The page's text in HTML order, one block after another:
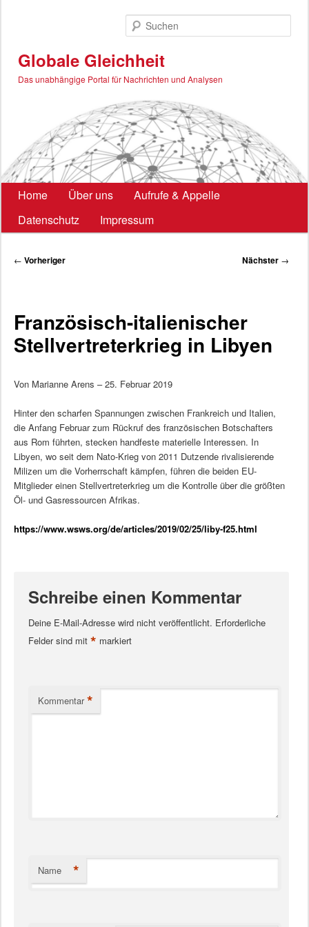
Globale Gleichheit
Das unabhängige Portal für Nachrichten und Analysen
Hauptmenü
Home Über uns
Aufrufe & Appelle
Datenschutz
Impressum
Beitragsnavigation
← Vorheriger Nächster →
Französisch-italienischer
Stellvertreterkrieg in Libyen
Von Marianne Arens – 25. Februar 2019
Hinter den scharfen Spannungen zwischen Frankreich und Italien,
die Anfang Februar zum Rückruf des französischen Botschafters
aus Rom führten, stecken handfeste materielle Interessen. In
Libyen, wo seit dem Nato-Krieg von 2011 Dutzende rivalisierende
Milizen um die Vorherrschaft kämpfen, führen die beiden EU-
Mitglieder einen Stellvertreterkrieg um die Kontrolle über die größten
Öl- und Gasressourcen Afrikas.
https://www.wsws.org/de/articles/2019/02/25/liby-f25.html
Schreibe einen Kommentar
Deine E-Mail-Adresse wird nicht veröffentlicht. Erforderliche
Felder sind mit * markiert
Kommentar *
Name *